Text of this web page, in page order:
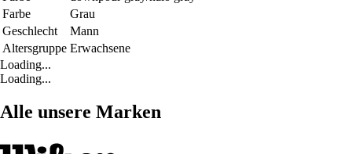
Farbe
Grau
Geschlecht
Mann
Altersgruppe Erwachsene
Loading...
Loading...
Alle unsere Marken